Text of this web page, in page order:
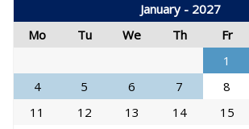
January - 2027
Mo
Tu We Th Fr
1
4
5 6 7 8
11
12 13 14 15